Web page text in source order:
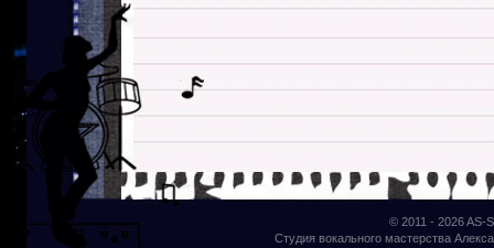
© 2011 - 2026AS-
Студия вокального мастерства